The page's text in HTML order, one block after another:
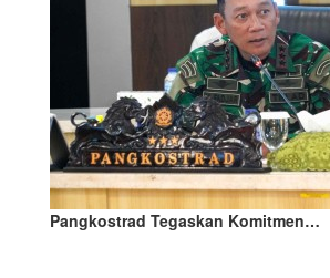
Pangkostrad Tegaskan Komitmen…